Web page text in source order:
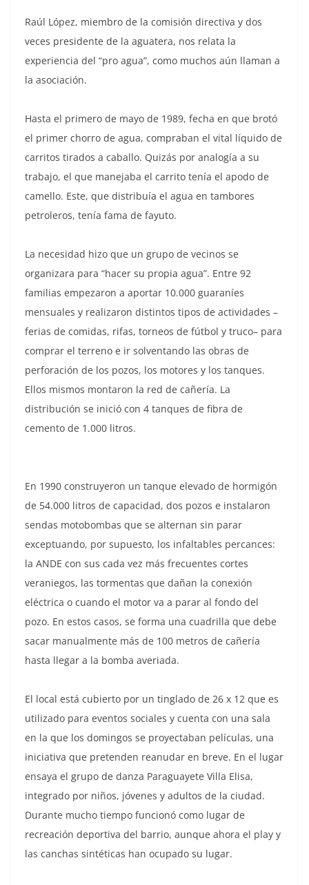
Raúl López, miembro de la comisión directiva y dos
veces presidente de la aguatera, nos relata la
experiencia del “pro agua”, como muchos aún llaman a
la asociación.
Hasta el primero de mayo de 1989, fecha en que brotó
el primer chorro de agua, compraban el vital líquido de
carritos tirados a caballo. Quizás por analogía a su
trabajo, el que manejaba el carrito tenía el apodo de
camello. Este, que distribuía el agua en tambores
petroleros, tenía fama de fayuto.
La necesidad hizo que un grupo de vecinos se
organizara para “hacer su propia agua”. Entre 92
familias empezaron a aportar 10.000 guaraníes
mensuales y realizaron distintos tipos de actividades –
ferias de comidas, rifas, torneos de fútbol y truco– para
comprar el terreno e ir solventando las obras de
perforación de los pozos, los motores y los tanques.
Ellos mismos montaron la red de cañería. La
distribución se inició con 4 tanques de fibra de
cemento de 1.000 litros.
En 1990 construyeron un tanque elevado de hormigón
de 54.000 litros de capacidad, dos pozos e instalaron
sendas motobombas que se alternan sin parar
exceptuando, por supuesto, los infaltables percances:
la ANDE con sus cada vez más frecuentes cortes
veraniegos, las tormentas que dañan la conexión
eléctrica o cuando el motor va a parar al fondo del
pozo. En estos casos, se forma una cuadrilla que debe
sacar manualmente más de 100 metros de cañería
hasta llegar a la bomba averiada.
El local está cubierto por un tinglado de 26 x 12 que es
utilizado para eventos sociales y cuenta con una sala
en la que los domingos se proyectaban películas, una
iniciativa que pretenden reanudar en breve. En el lugar
ensaya el grupo de danza Paraguayete Villa Elisa,
integrado por niños, jóvenes y adultos de la ciudad.
Durante mucho tiempo funcionó como lugar de
recreación deportiva del barrio, aunque ahora el play y
las canchas sintéticas han ocupado su lugar.